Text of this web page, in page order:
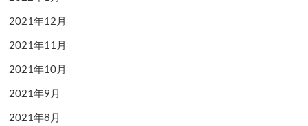
2021年12月
2021年11月
2021年10月
2021年9月
2021年8月